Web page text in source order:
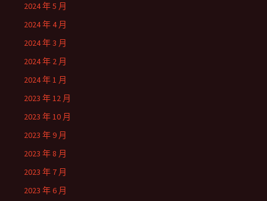
2024 年 5 月
2024 年 4 月
2024 年 3 月
2024 年 2 月
2024 年 1 月
2023 年 12 月
2023 年 10 月
2023 年 9 月
2023 年 8 月
2023 年 7 月
2023 年 6 月